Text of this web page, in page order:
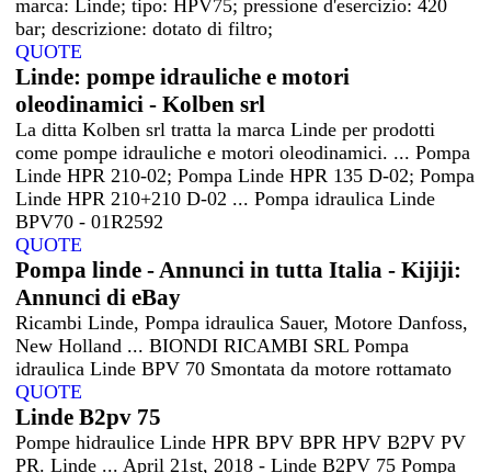
marca: Linde; tipo: HPV75; pressione d'esercizio: 420
bar; descrizione: dotato di filtro;
QUOTE
Linde: pompe idrauliche e motori
oleodinamici - Kolben srl
La ditta Kolben srl tratta la marca Linde per prodotti
come pompe idrauliche e motori oleodinamici. ... Pompa
Linde HPR 210-02; Pompa Linde HPR 135 D-02; Pompa
Linde HPR 210+210 D-02 ... Pompa idraulica Linde
BPV70 - 01R2592
QUOTE
Pompa linde - Annunci in tutta Italia - Kijiji:
Annunci di eBay
Ricambi Linde, Pompa idraulica Sauer, Motore Danfoss,
New Holland ... BIONDI RICAMBI SRL Pompa
idraulica Linde BPV 70 Smontata da motore rottamato
QUOTE
Linde B2pv 75
Pompe hidraulice Linde HPR BPV BPR HPV B2PV PV
PR. Linde ... April 21st, 2018 - Linde B2PV 75 Pompa